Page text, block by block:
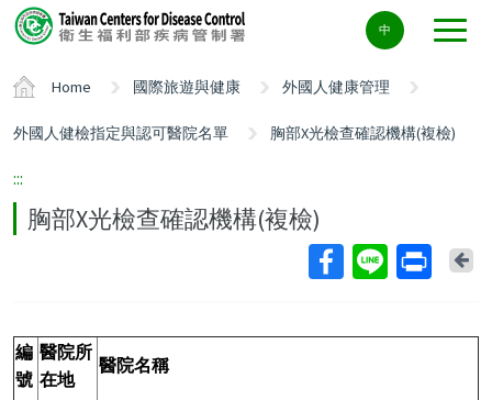
Center
block
中
Home 國際旅遊與健康 外國人健康管理
外國人健檢指定與認可醫院名單 胸部X光檢查確認機構(複檢)
:::
胸部X光檢查確認機構(複檢)
編
號
醫院所
在地
醫院名稱